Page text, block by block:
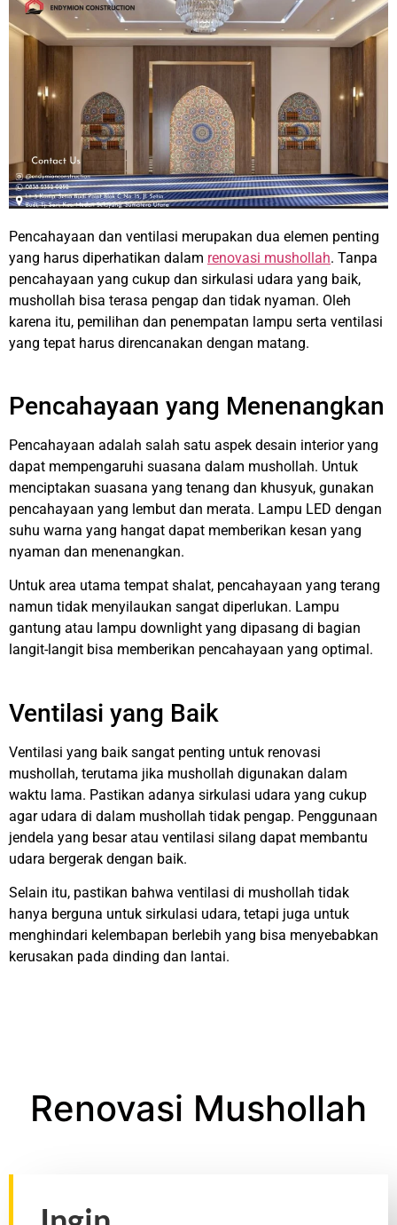
Pencahayaan dan ventilasi merupakan dua elemen penting
yang harus diperhatikan dalam renovasi mushollah. Tanpa
pencahayaan yang cukup dan sirkulasi udara yang baik,
mushollah bisa terasa pengap dan tidak nyaman. Oleh
karena itu, pemilihan dan penempatan lampu serta ventilasi
yang tepat harus direncanakan dengan matang.
Pencahayaan yang Menenangkan
Pencahayaan adalah salah satu aspek desain interior yang
dapat mempengaruhi suasana dalam mushollah. Untuk
menciptakan suasana yang tenang dan khusyuk, gunakan
pencahayaan yang lembut dan merata. Lampu LED dengan
suhu warna yang hangat dapat memberikan kesan yang
nyaman dan menenangkan.
Untuk area utama tempat shalat, pencahayaan yang terang
namun tidak menyilaukan sangat diperlukan. Lampu
gantung atau lampu downlight yang dipasang di bagian
langit-langit bisa memberikan pencahayaan yang optimal.
Ventilasi yang Baik
Ventilasi yang baik sangat penting untuk renovasi
mushollah, terutama jika mushollah digunakan dalam
waktu lama. Pastikan adanya sirkulasi udara yang cukup
agar udara di dalam mushollah tidak pengap. Penggunaan
jendela yang besar atau ventilasi silang dapat membantu
udara bergerak dengan baik.
Selain itu, pastikan bahwa ventilasi di mushollah tidak
hanya berguna untuk sirkulasi udara, tetapi juga untuk
menghindari kelembapan berlebih yang bisa menyebabkan
kerusakan pada dinding dan lantai.
Renovasi Mushollah